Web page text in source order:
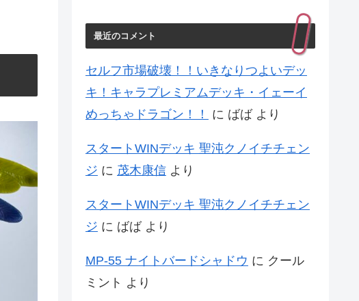
最近のコメント
セルフ市場破壊！！いきなりつよいデッ
キ！キャラプレミアムデッキ・イェーイ
めっちゃドラゴン！！
に ばばより
スタートWINデッキ 聖沌クノイチチェン
ジ に 茂木康信 より
スタートWINデッキ 聖沌クノイチチェン
ジ に ばばより
MP-55 ナイトバードシャドウ に クール
ミント より